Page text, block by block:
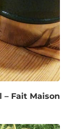
Fait Maison